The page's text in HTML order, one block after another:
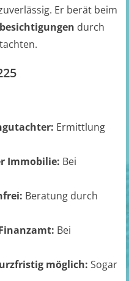
Er berät beim
durch
Ermittlung
Immobilie: Bei
Beratung durch
Bei
möglich: Sogar